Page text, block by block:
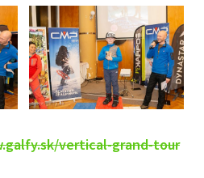
vertical-grand-tour